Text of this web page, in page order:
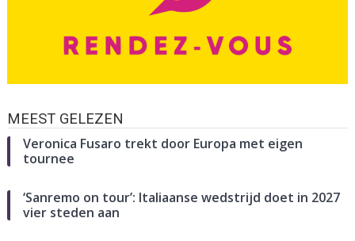
MEEST GELEZEN
Veronica Fusaro trekt door Europa met eigen
tournee
‘Sanremo on tour’: Italiaanse wedstrijd doet in 2027
vier steden aan